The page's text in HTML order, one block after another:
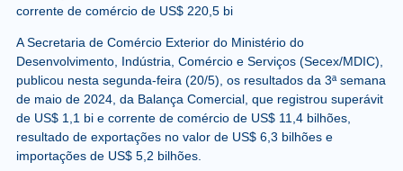
corrente de comércio de US$ 220,5 bi
A Secretaria de Comércio Exterior do Ministério do
Desenvolvimento, Indústria, Comércio e Serviços (Secex/MDIC),
publicou nesta segunda-feira (20/5), os resultados da 3ª semana
de maio de 2024, da Balança Comercial, que registrou superávit
de US$ 1,1 bi e corrente de comércio de US$ 11,4 bilhões,
resultado de exportações no valor de US$ 6,3 bilhões e
importações de US$ 5,2 bilhões.